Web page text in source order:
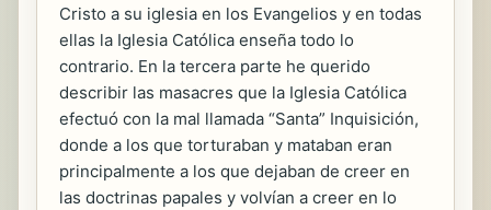
Cristo a su iglesia en los Evangelios y en todas
ellas la Iglesia Católica enseña todo lo
contrario. En la tercera parte he querido
describir las masacres que la Iglesia Católica
efectuó con la mal llamada “Santa” Inquisición,
donde a los que torturaban y mataban eran
principalmente a los que dejaban de creer en
las doctrinas papales y volvían a creer en lo